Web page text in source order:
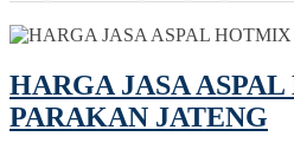
HARGA JASA
PARAKAN JATENG